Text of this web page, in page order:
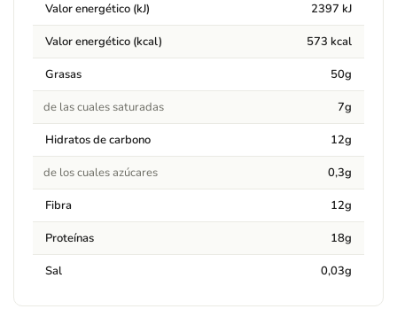
Advertencias
Puede contener trazas de gluten, soja, frutos de cáscara,
derivados lácteos, huevo, granos de sésamo, apio, mostaza,
altramuces y cacahuete.
Valor energético (kJ) 2397 kJ
Valor energético (kcal) 573 kcal
Grasas 50g
de las cuales saturadas 7g
Hidratos de carbono 12g
de los cuales azúcares 0,3g
Fibra 12g
Proteínas 18g
Sal 0,03g